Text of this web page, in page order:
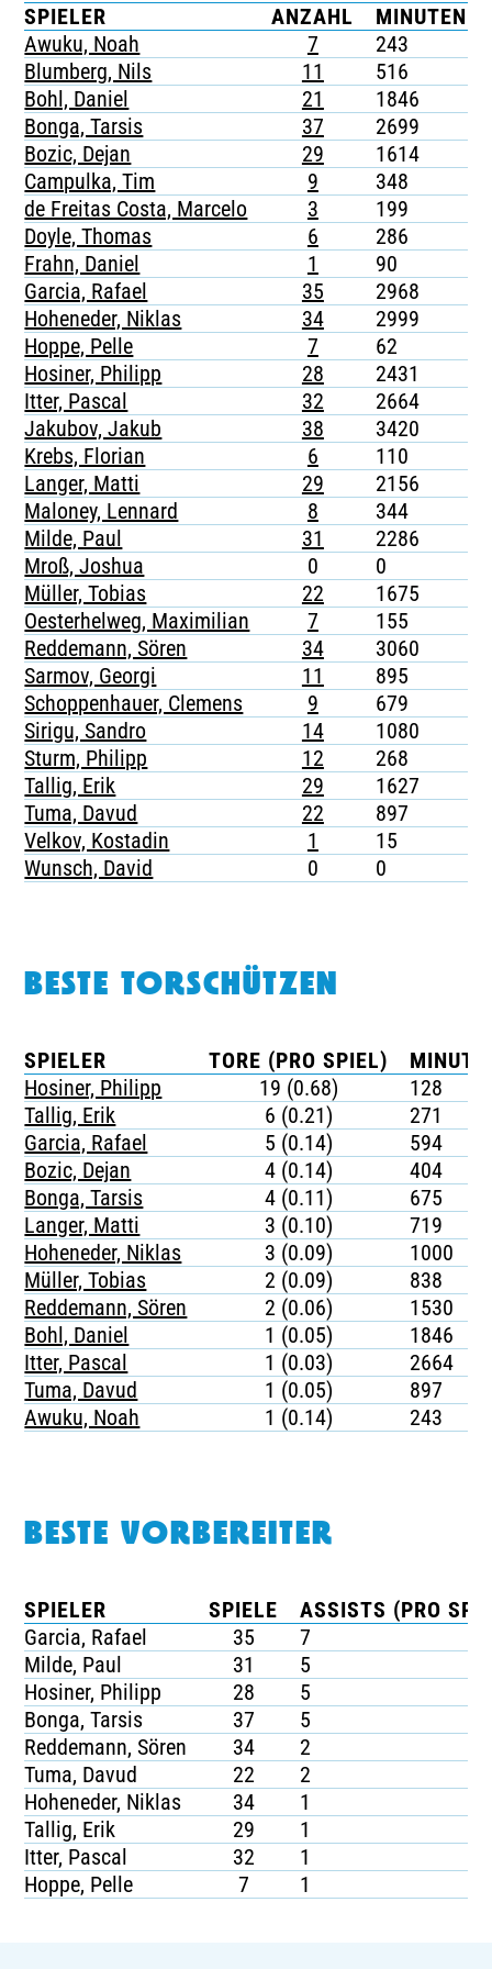
TICKETING
SPIELER
ANZAHL MINUTEN
Awuku, Noah
7 243
Blumberg, Nils
11 516
Bohl, Daniel
21 1846
Bonga, Tarsis
37 2699
Bozic, Dejan
29 1614
Campulka, Tim
9 348
de Freitas Costa, Marcelo
3 199
Doyle, Thomas
6 286
Frahn, Daniel
1 90
Garcia, Rafael
35 2968
Hoheneder, Niklas
34 2999
Hoppe, Pelle
7 62
Hosiner, Philipp
28 2431
Itter, Pascal
32 2664
Jakubov, Jakub
38 3420
Krebs, Florian
6 110
Langer, Matti
29 2156
Maloney, Lennard
8 344
Milde, Paul
31 2286
Mroß, Joshua
0 0
Müller, Tobias
22 1675
Oesterhelweg, Maximilian
7 155
Reddemann, Sören
34 3060
Sarmov, Georgi
11 895
Schoppenhauer, Clemens
9 679
Sirigu, Sandro
14 1080
Sturm, Philipp
12 268
Tallig, Erik
29 1627
Tuma, Davud
22 897
Velkov, Kostadin
1 15
Wunsch, David
0 0
BESTE TORSCHÜTZEN
SPIELER TORE (PRO SPIEL)
Hosiner, Philipp
19 (0.68)
128
Tallig, Erik
6 (0.21)
271
Garcia, Rafael
5 (0.14)
594
Bozic, Dejan
4 (0.14)
404
Bonga, Tarsis
4 (0.11)
675
Langer, Matti
3 (0.10)
719
Hoheneder, Niklas
3 (0.09)
1000
Müller, Tobias
2 (0.09)
838
Reddemann, Sören
2 (0.06)
1530
Bohl, Daniel
1 (0.05)
1846
Itter, Pascal
1 (0.03)
2664
Tuma, Davud
1 (0.05)
897
Awuku, Noah
1 (0.14) 243
BESTE VORBEREITER
SPIELER SPIELE
ASSISTS (PRO
Garcia, Rafael
35
7
Milde, Paul
31
5
Hosiner, Philipp
28
5
Bonga, Tarsis
37
5
Reddemann, Sören
34
2
Tuma, Davud
22
2
Hoheneder, Niklas
34
1
Tallig, Erik
29
1
Itter, Pascal
32
1
Hoppe, Pelle
7 1